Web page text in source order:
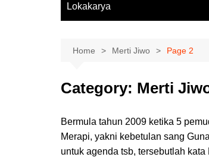
Lokakarya
Home Merti Jiwo Page 2
Category: Merti
Bermula tahun 2009 ketika 5
Merapi, yakni kebetulan sang
untuk agenda tsb, tersebutlah kata